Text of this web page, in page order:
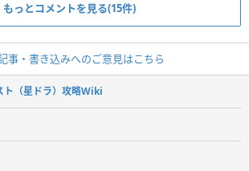
もっとコメントを見る(15件)
事・書き込みへのご意見はこちら
ト（星ドラ）攻略Wiki